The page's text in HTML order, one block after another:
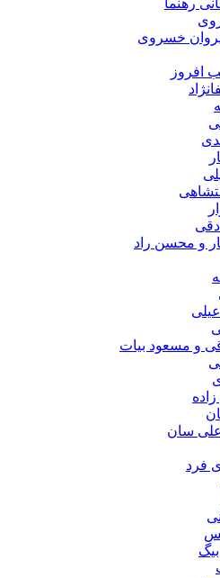
خسروی
افروز
و محسن راد
و مسعود بیات
سان
فرد